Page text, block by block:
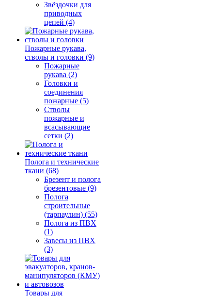
Звёздочки для
приводных
цепей (4)
Пожарные рукава,
стволы и головки (9)
Пожарные
рукава (2)
Головки и
соединения
пожарные (5)
Стволы
пожарные и
всасывающие
сетки (2)
Полога и технические
ткани (68)
Брезент и полога
брезентовые (9)
Полога
строительные
(тарпаулин) (55)
Полога из ПВХ
(1)
Завесы из ПВХ
(3)
Товары для